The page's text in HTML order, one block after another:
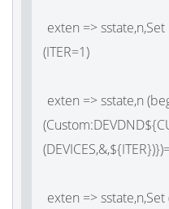
exten => sstate,n,Set
(ITER
exten => sstate,n
(Custom
(DEVICES
exten => sstate,n,Set